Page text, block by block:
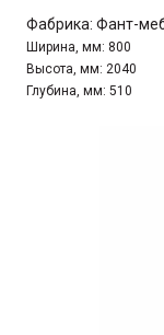
Фабрика: Фант-
Ширина, мм: 800
Высота, мм: 2040
Глубина, мм: 510